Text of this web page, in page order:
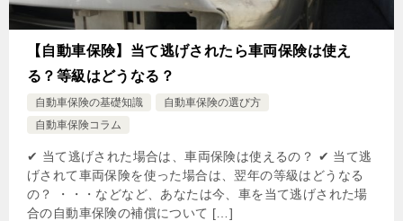
【自動車保険】当て逃げされたら車両保険は使え
る？等級はどうなる？
自動車保険の基礎知識
自動車保険の選び方
自動車保険コラム
✔ 当て逃げされた場合は、車両保険は使えるの？ ✔ 当て逃
げされて車両保険を使った場合は、翌年の等級はどうなる
の？ ・・・などなど、あなたは今、車を当て逃げされた場
合の自動車保険の補償について […]